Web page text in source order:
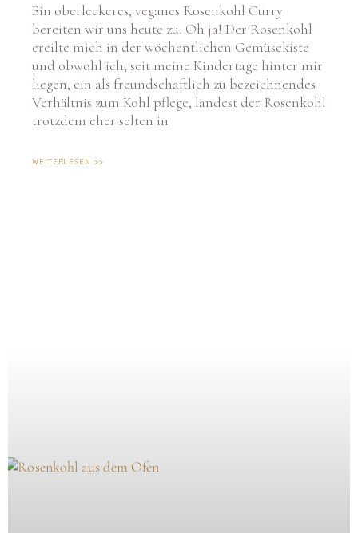
Ein oberleckeres, veganes Rosenkohl Curry
bereiten wir uns heute zu. Oh ja! Der Rosenkohl
ereilte mich in der wöchentlichen Gemüsekiste
und obwohl ich, seit meine Kindertage hinter mir
liegen, ein als freundschaftlich zu bezeichnendes
Verhältnis zum Kohl pflege, landest der Rosenkohl
trotzdem eher selten in
WEITERLESEN >>